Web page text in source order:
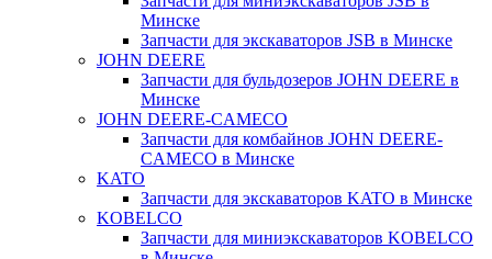
Минске
Запчасти для экскаваторов JSB в Минске
JOHN DEERE
Запчасти для бульдозеров JOHN DEERE в
Минске
JOHN DEERE-CAMECO
Запчасти для комбайнов JOHN DEERE-
CAMECO в Минске
KATO
Запчасти для экскаваторов KATO в Минске
KOBELCO
Запчасти для миниэкскаваторов KOBELCO